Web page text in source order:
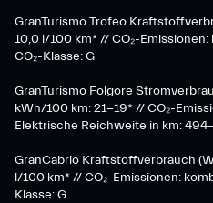
GranTurismo Trofeo
10,0 l/100 km* // CO₂-
CO₂-Klasse: G
GranTurismo Folgore
kWh/100 km: 21-19* // CO₂-
Elektrische Reichweite in km:
GranCabrio Kraftstoffverbrauch
l/100 km* // CO₂-Emissionen:
Klasse: G